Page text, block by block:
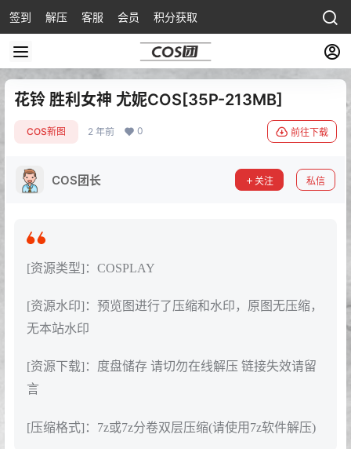
签到 解压 客服 会员 积分获取
花铃 胜利女神 尤妮COS[35P-213MB]
COS新图 2 年前 0 前往下载
COS团长 关注 私信
[资源类型]：COSPLAY
[资源水印]：预览图进行了压缩和水印，原图无压缩，
无本站水印
[资源下载]：度盘储存 请切勿在线解压 链接失效请留
言
[压缩格式]：7z或7z分卷双层压缩(请使用7z软件解压)